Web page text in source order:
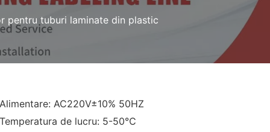
pentru tuburi laminate din plastic
AC220V±10% 50HZ
de lucru: 5-50℃